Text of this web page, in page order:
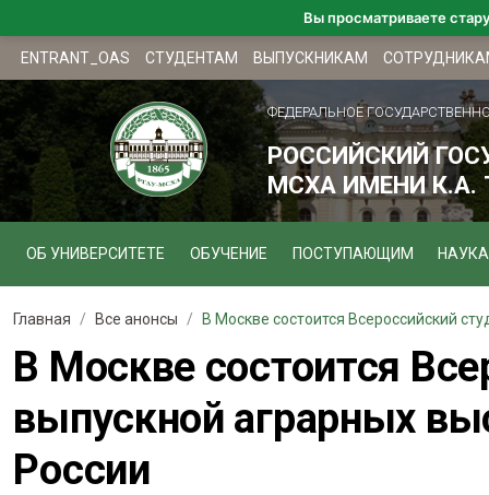
ENTRANT_OAS СТУДЕНТАМ ВЫПУСКНИКАМ
ФЕДЕРАЛЬНОЕ
РОССИЙСКИЙ
МСХА ИМЕНИ К.А.
ОБ УНИВЕРСИТЕТЕ ОБУЧЕНИЕ ПОСТУПАЮЩИМ
Главная Все анонсы В Москве состоится Всероссийский
В Москве состоится
выпускной аграрных
России
Вы просматриваете